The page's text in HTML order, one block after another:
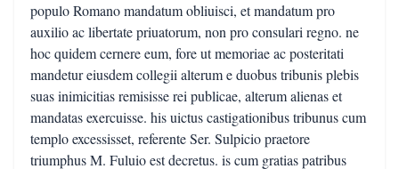
populo Romano mandatum obliuisci, et mandatum pro
auxilio ac libertate priuatorum, non pro consulari regno. ne
hoc quidem cernere eum, fore ut memoriae ac posteritati
mandetur eiusdem collegii alterum e duobus tribunis plebis
suas inimicitias remisisse rei publicae, alterum alienas et
mandatas exercuisse. his uictus castigationibus tribunus cum
templo excessisset, referente Ser. Sulpicio praetore
triumphus M. Fuluio est decretus. is cum gratias patribus